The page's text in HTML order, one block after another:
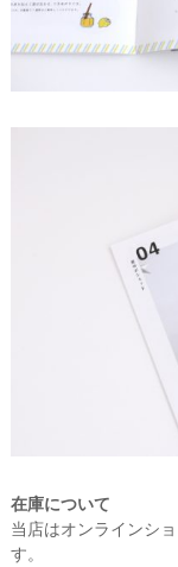
在庫について
当店はオンラインシ
す。